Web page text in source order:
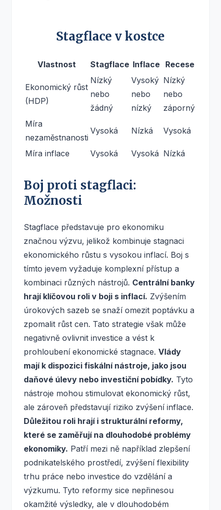
Stagflace v kostce
Vlastnost Stagflace Inflace Recese
Ekonomický růst
(HDP)
Nízký
nebo
žádný
Vysoký
nebo
nízký
Nízký
nebo
záporný
Míra
nezaměstnanosti
Vysoká Nízká Vysoká
Míra inflace Vysoká Vysoká Nízká
Boj proti stagflaci:
Možnosti
Stagflace představuje pro ekonomiku
značnou výzvu, jelikož kombinuje stagnaci
ekonomického růstu s vysokou inflací. Boj s
tímto jevem vyžaduje komplexní přístup a
kombinaci různých nástrojů. Centrální banky
hrají klíčovou roli v boji s inflací. Zvýšením
úrokových sazeb se snaží omezit poptávku a
zpomalit růst cen. Tato strategie však může
negativně ovlivnit investice a vést k
prohloubení ekonomické stagnace. Vlády
mají k dispozici fiskální nástroje, jako jsou
daňové úlevy nebo investiční pobídky. Tyto
nástroje mohou stimulovat ekonomický růst,
ale zároveň představují riziko zvýšení inflace.
Důležitou roli hrají i strukturální reformy,
které se zaměřují na dlouhodobé problémy
ekonomiky. Patří mezi ně například zlepšení
podnikatelského prostředí, zvýšení flexibility
trhu práce nebo investice do vzdělání a
výzkumu. Tyto reformy sice nepřinesou
okamžité výsledky, ale v dlouhodobém